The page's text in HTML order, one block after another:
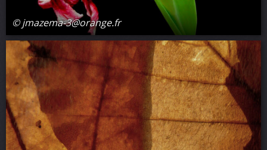
© jmazema-3@orange.fr